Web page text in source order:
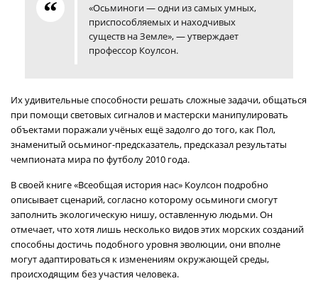
«Осьминоги — одни из самых умных,
приспособляемых и находчивых
существ на Земле», — утверждает
профессор Коулсон.
Их удивительные способности решать сложные задачи, общаться
при помощи световых сигналов и мастерски манипулировать
объектами поражали учёных ещё задолго до того, как Пол,
знаменитый осьминог-предсказатель, предсказал результаты
чемпионата мира по футболу 2010 года.
В своей книге «Всеобщая история нас» Коулсон подробно
описывает сценарий, согласно которому осьминоги смогут
заполнить экологическую нишу, оставленную людьми. Он
отмечает, что хотя лишь несколько видов этих морских созданий
способны достичь подобного уровня эволюции, они вполне
могут адаптироваться к изменениям окружающей среды,
происходящим без участия человека.